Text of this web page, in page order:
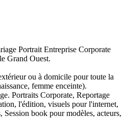
Portrait Entreprise Corporate
Grand Ouest.
ou à domicile pour toute la
femme enceinte).
Portraits Corporate, Reportage
l'édition, visuels pour l'internet,
Session book pour modèles, acteurs,